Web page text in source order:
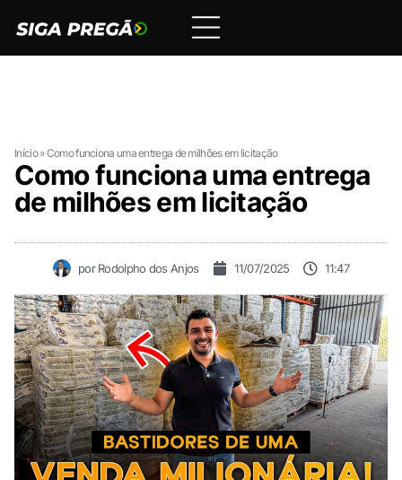
Início»Como funciona uma entrega de milhões em licitação
Como funciona uma entrega
de milhões em licitação
porRodolpho dos Anjos 11/07/2025 11:47